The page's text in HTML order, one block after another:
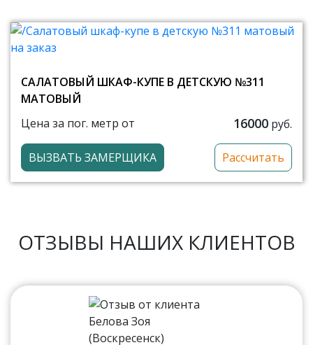
САЛАТОВЫЙ ШКАФ-КУПЕ В ДЕТСКУЮ №311
МАТОВЫЙ
Цена за пог. метр от
16000 руб.
ВЫЗВАТЬ ЗАМЕРЩИКА Рассчитать
ОТЗЫВЫ НАШИХ КЛИЕНТОВ